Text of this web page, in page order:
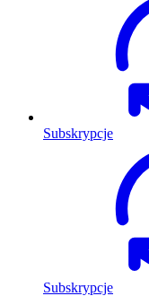
Subskrypcje
Subskrypcje